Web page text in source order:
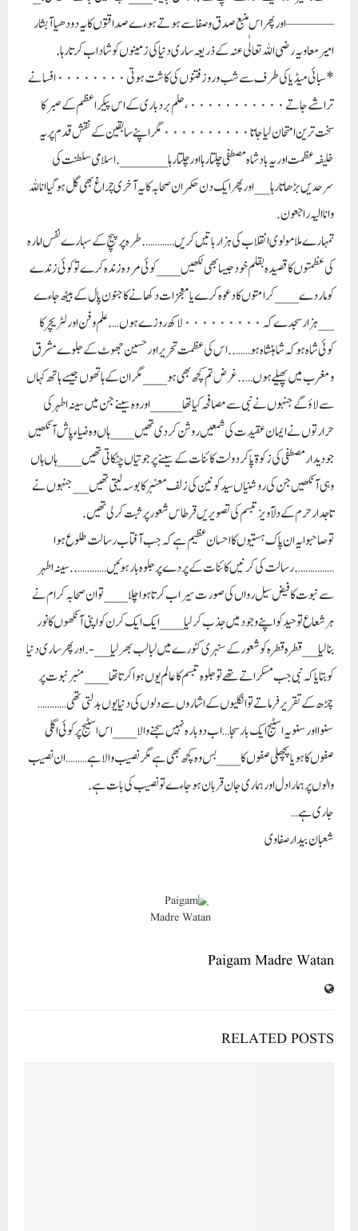
——— اور پھر اس منبع صدق وصفا سے ہوتے ہوءے صداقتوں کا یہ دودھیا آبشار
امیر معاویہ رضی اللہ تعالٰی عنہ کے ذریعہ ساری دنیا کی زمینوں کو شاداب کرتا رہا.
* سبائی میڈیا کی طرف سے شب وروز فتنوں کی کاشت ہوتی٠٠٠٠٠٠٠٠ افسانے
تراشے جاتے٠٠٠٠٠٠٠٠٠٠٠، حلم بردباری کے اس پیکر اعظم کے صبر کا
سخت ترین امتحان لیا جاتا٠٠٠٠٠٠٠٠٠٠ مگر اپنے سابقین کے نقش قدم پر یہ
خلیفہ عظمت اور یہ بادشاہ مصطفی چلتا رہا اور چلتا رہا______. اسلامی سلطنت کی
سرحدیں بڑھاتا رہا__ اور پھر ایک دن حکمران صحابہ کا یہ آخری چراغ بھی گل ہوگیا انا للہ
وانا الیہ راجعون.
تمہارے ملا مولوی انقلاب کی ہزار باتیں کریں…………. طرہ پرپیچ کےسہارے نفس امارہ
کی عظمتوں کا قصیدہ بقلم خود جیسا بھی لکھیں ___کوئی مردہ زندہ کرے تو کوئی زندے
کو ماردے___ کرامتوں کا دعوہ کرے یا معجزات دکھا نے کا جنون پال کے بیٹھ جاءے
__ ہزار سجدے کہ ٠٠٠٠٠٠٠٠٠ لاکھ روزے ہوں…. علم وفن اور لٹریچر کا
کوئی شاہ ہو کہ شاہنشاہ ہو……..اس کی عظمت تحریر اور حسین جھوٹ کے جلوے مشرق
ومغرب میں پھیلے ہوں….. غرض تم کچھ بھی ہو ___مگر ان کے ہاتھوں جیسے ہاتھ کہاں
سے لاؤگے جنہوں نے نبی سے مصافحہ کیا تھا____اور وہ سینے جن میں سینہ اطہر کی
حرارتوں نے ایمان عقیدت کی شمعیں روشن کردی تھیں___ہاں وہ ضیاء پاش آنکھیں
جو دیدار مصطفی کی زکوۃ پاکر دولت کائنات کے سینے پر جوتیاں چٹکاتی تھیں ___ہاں ہاں
وہی آنکھیں جن کی روشنیاں سید کونین کی زلف معنبر کا بوسہ لیتی تھیں__ جنہوں نے
تاجدار حرم کے دلآویز تبسم کی تصویریں قرطاس شعور پر ثبت کرلی تھیں.
تو صاحبوا یہ ان پاک ہستیوں کا احسان عظیم ہے کہ جب آفتاب رسالت طلوع ہوا
……………. رسالت کی کرنیں کائنات کے پردے پر جلوہ بار ہوئیں ………….. سینہ اطہر
سے نبوت کا فیض سیل رواں کی صورت سیراب کرتا ہوا چلا ___ تو ان صحابہ کرام نے
ہر شعاع توحید کو اپنے وجود میں جذب کر لیا___ ایک ایک کرن کو اپنی آنکھوں کا نور
بنالیا __قطرہ قطرہ کو شعور کے سنہری کٹورے میں لبالب بھر لیا __-. اور پھر ساری دنیا
کو بتایا کہ نبی جب مسکراتے تھے تو جلوہ تبسم کا عالم یوں ہوا کرتا تھا___ منبر نبوت پر
چڑھ کے تقریر فرماتے تو انگلیوں کے اشاروں سے دلوں کی دنیا یوں بدلتی تھی…………
سنوا اور سنو یہ اسٹیج ایک بار سجا… اب دوبارہ نہیں سجنے والا___اس اسٹیج پر کوئی اگلی
صفوں کا ہو یا پچھلی صفوں کا ___بس وہ کچھ بھی ہے مگر نصیب والا ہے……… ان نصیب
والوں پر ہمارا دل اور ہماری جان قربان ہوجاءے تو نصیب کی بات ہے.
جاری ہے…
شعبان بیدار صفاوی
Paigam Madre Watan
RELATED POSTS